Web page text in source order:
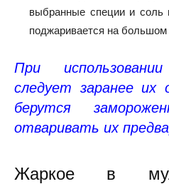
выбранные специи и соль
поджаривается на большом
При
следует заранее
берутся
отваривать их
Жаркое в